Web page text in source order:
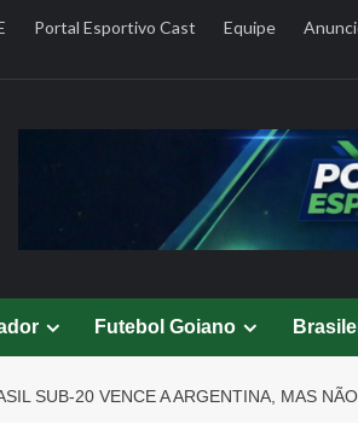
Portal Esportivo Cast Equipe
Futebol Goiano
SUB-20 VENCE A ARGENTINA, MAS